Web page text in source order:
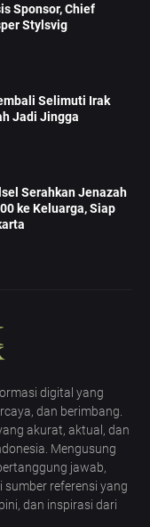
Sponsor, Chief
Stylsvig
Selimuti Irak
Jadi Jingga
Serahkan Jenazah
ke Keluarga, Siap
digital yang
dan berimbang.
akurat, aktual, dan
Mengusung
jawab,
referensi yang
dan inspirasi dari